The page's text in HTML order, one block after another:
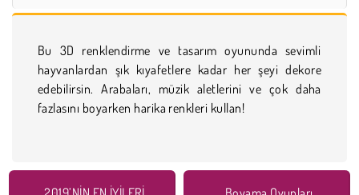
Bu 3D renklendirme ve tasarım oyununda sevimli
hayvanlardan şık kıyafetlere kadar her şeyi dekore
edebilirsin. Arabaları, müzik aletlerini ve çok daha
fazlasını boyarken harika renkleri kullan!